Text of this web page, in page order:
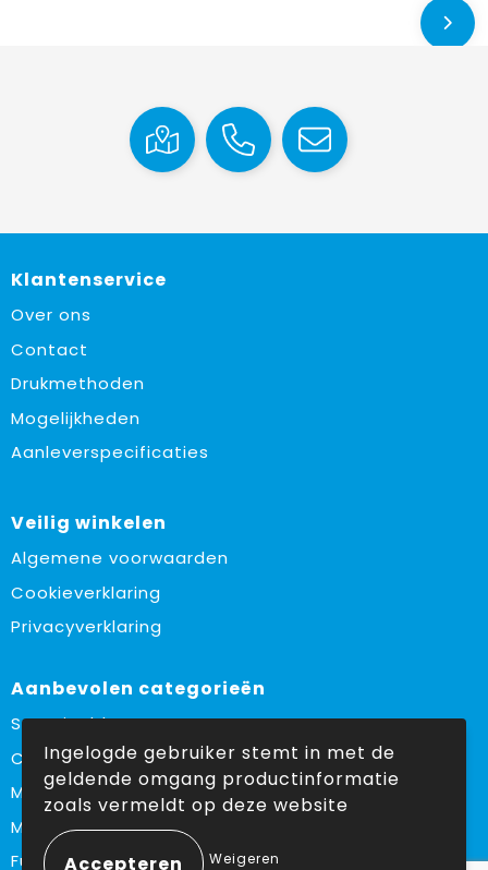
Klantenservice
Over ons
Contact
Drukmethoden
Mogelijkheden
Aanleverspecificaties
Veilig winkelen
Algemene voorwaarden
Cookieverklaring
Privacyverklaring
Aanbevolen categorieën
Sustainable
Custom made
Made in Europe
Must haves
Fulfilment
Ingelogde gebruiker stemt in met de
geldende omgang productinformatie
zoals vermeldt op deze website
Weigeren